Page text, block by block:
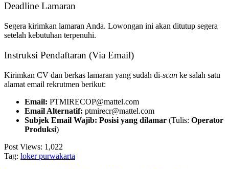
Deadline Lamaran
Segera kirimkan lamaran Anda. Lowongan ini akan ditutup segera
setelah kebutuhan terpenuhi.
Instruksi Pendaftaran (Via Email)
Kirimkan CV dan berkas lamaran yang sudah di-scan ke salah satu
alamat email rekrutmen berikut:
Email: PTMIRECOP@mattel.com
Email Alternatif: ptmirecr@mattel.com
Subjek Email Wajib: Posisi yang dilamar (Tulis: Operator
Produksi)
Post Views: 1,022
Tag: loker purwakarta